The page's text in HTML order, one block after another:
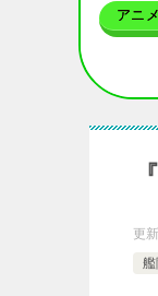
アニメ
更
艦